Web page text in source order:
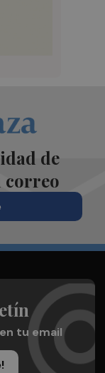
de
correo
tu email